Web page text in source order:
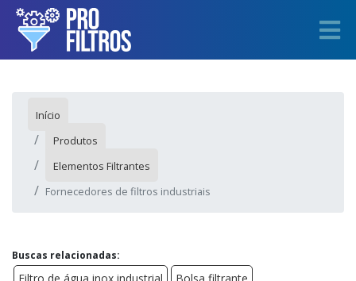
Início
Produtos
Elementos Filtrantes
Fornecedores de filtros industriais
Buscas relacionadas: